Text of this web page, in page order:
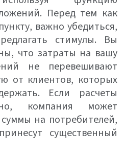
Перед тем как
важно убедиться,
стимулы. Вы
что затраты на вашу
не перевешивают
от клиентов, которых
Если расчеты
компания может
на потребителей,
существенный